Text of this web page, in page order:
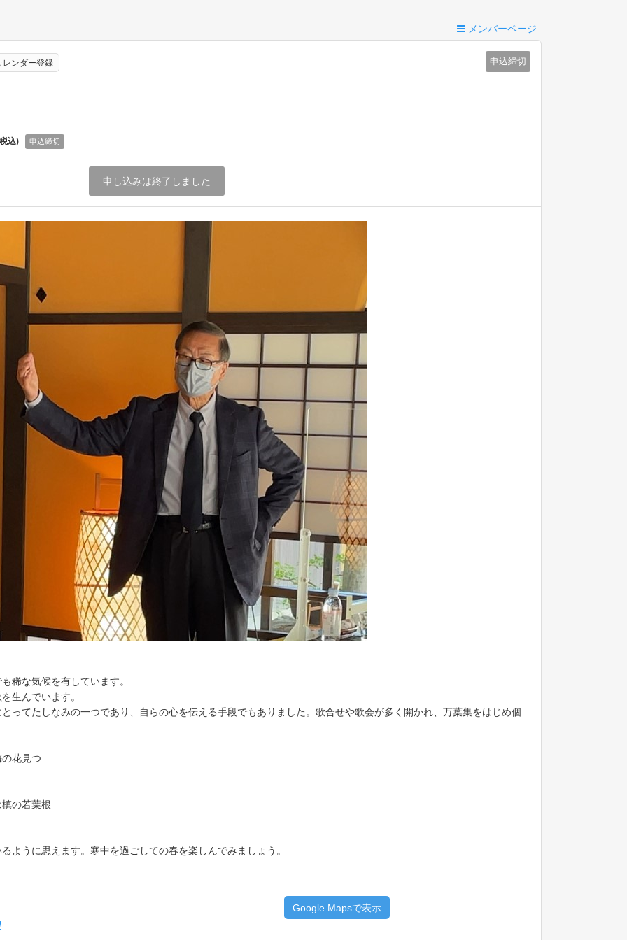
メンバーページ
レンダー登録 申込締切
込) 申込締切
申し込みは終了しました
稀な気候を有しています。
生んでいます。
ってたしなみの一つであり、自らの心を伝える手段でもありました。歌合せや歌会が多く開かれ、万葉集をはじめ個
花見つ
の若葉根
ように思えます。寒中を過ごしての春を楽しんでみましょう。
Google Mapsで表示